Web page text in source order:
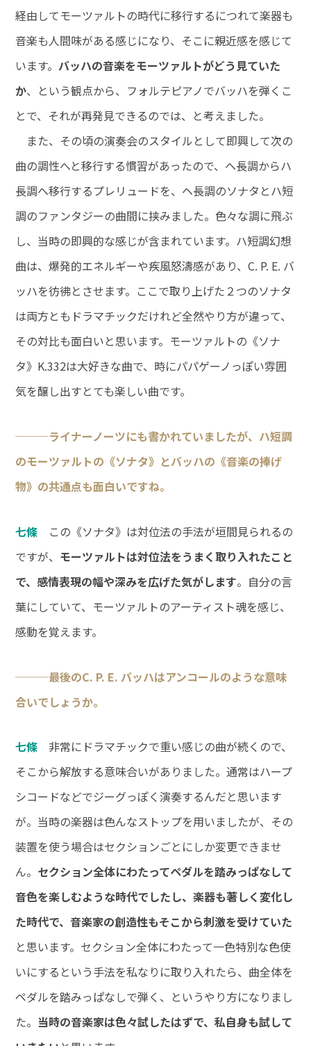
経由してモーツァルトの時代に移行するにつれて楽器も
音楽も人間味がある感じになり、そこに親近感を感じて
います。バッハの音楽をモーツァルトがどう見ていた
か、という観点から、フォルテピアノでバッハを弾くこ
とで、それが再発見できるのでは、と考えました。
また、その頃の演奏会のスタイルとして即興して次の
曲の調性へと移行する慣習があったので、ヘ長調からハ
長調へ移行するプレリュードを、ヘ長調のソナタとハ短
調のファンタジーの曲間に挟みました。色々な調に飛ぶ
し、当時の即興的な感じが含まれています。ハ短調幻想
曲は、爆発的エネルギーや疾風怒濤感があり、C. P. E. バ
ッハを彷彿とさせます。ここで取り上げた２つのソナタ
は両方ともドラマチックだけれど全然やり方が違って、
その対比も面白いと思います。モーツァルトの《ソナ
タ》K.332は大好きな曲で、時にパパゲーノっぽい雰囲
気を醸し出すとても楽しい曲です。
───ライナーノーツにも書かれていましたが、ハ短調
のモーツァルトの《ソナタ》とバッハの《音楽の捧げ
物》の共通点も面白いですね。
七條 この《ソナタ》は対位法の手法が垣間見られるの
ですが、 モーツァルトは対位法をうまく取り入れたこと
で、感情表現の幅や深みを広げた気がします。自分の言
葉にしていて、モーツァルトのアーティスト魂を感じ、
感動を覚えます。
───最後のC. P. E. バッハはアンコールのような意味
合いでしょうか。
七條 非常にドラマチックで重い感じの曲が続くので、
そこから解放する意味合いがありました。通常はハープ
シコードなどでジーグっぽく演奏するんだと思います
が。当時の楽器は色んなストップを用いましたが、その
装置を使う場合はセクションごとにしか変更できませ
ん。 セクション全体にわたってペダルを踏みっぱなして
音色を楽しむような時代でしたし、楽器も著しく変化し
た時代で、音楽家の創造性もそこから刺激を受けていた
と思います。セクション全体にわたって一色特別な色使
いにするという手法を私なりに取り入れたら、曲全体を
ペダルを踏みっぱなしで弾く、というやり方になりまし
た。 当時の音楽家は色々試したはずで、私自身も試して